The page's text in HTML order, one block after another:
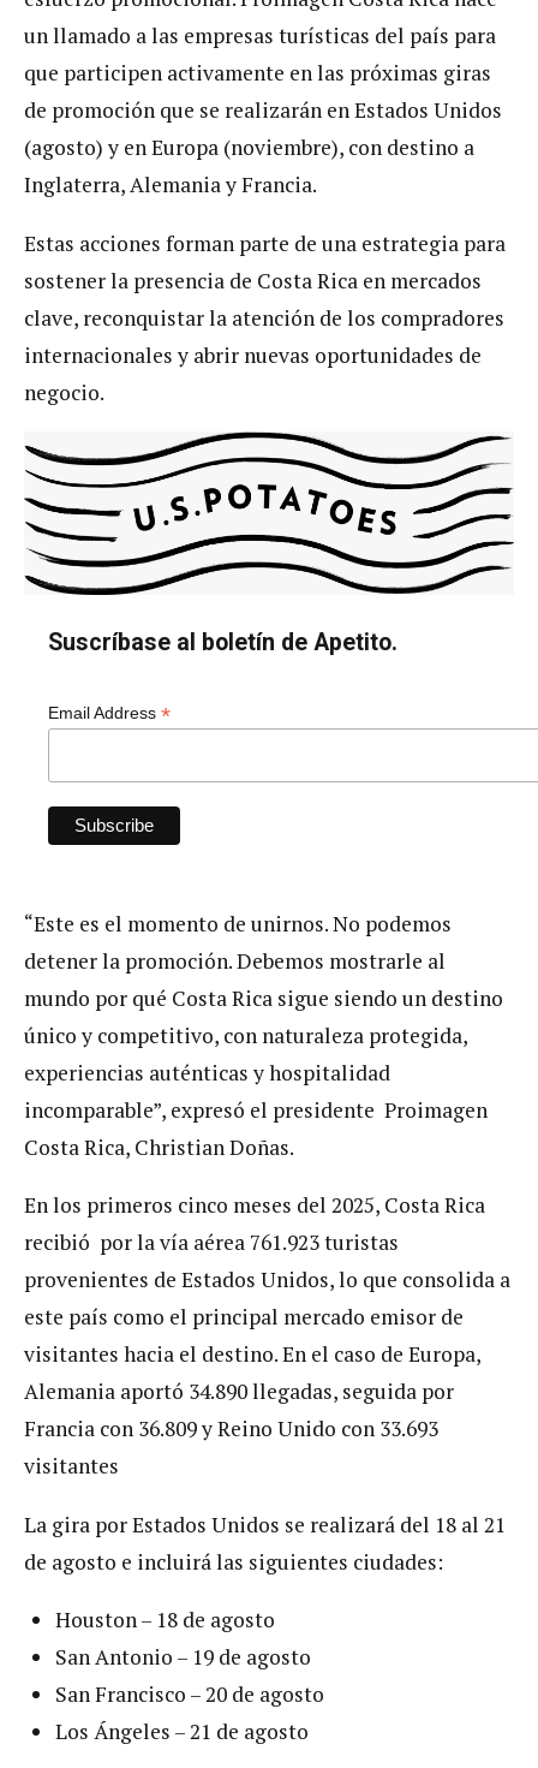
un llamado a las empresas turísticas del país para
que participen activamente en las próximas giras
de promoción que se realizarán en Estados Unidos
(agosto) y en Europa (noviembre), con destino a
Inglaterra, Alemania y Francia.
Estas acciones forman parte de una estrategia para
sostener la presencia de Costa Rica en mercados
clave, reconquistar la atención de los compradores
internacionales y abrir nuevas oportunidades de
negocio.
Suscríbase al boletín de Apetito.
Email Address *
“Este es el momento de unirnos. No podemos
detener la promoción. Debemos mostrarle al
mundo por qué Costa Rica sigue siendo un destino
único y competitivo, con naturaleza protegida,
experiencias auténticas y hospitalidad
incomparable”, expresó el presidente Proimagen
Costa Rica, Christian Doñas.
En los primeros cinco meses del 2025, Costa Rica
recibió por la vía aérea 761.923 turistas
provenientes de Estados Unidos, lo que consolida a
este país como el principal mercado emisor de
visitantes hacia el destino. En el caso de Europa,
Alemania aportó 34.890 llegadas, seguida por
Francia con 36.809 y Reino Unido con 33.693
visitantes
La gira por Estados Unidos se realizará del 18 al 21
de agosto e incluirá las siguientes ciudades:
Houston – 18 de agosto
San Antonio – 19 de agosto
San Francisco – 20 de agosto
Los Ángeles – 21 de agosto